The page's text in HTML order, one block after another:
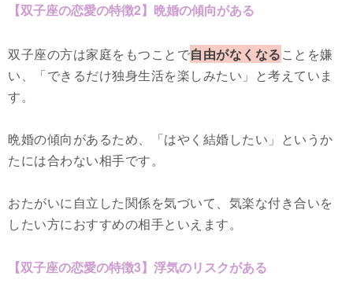
【双子座の恋愛の特徴2】晩婚の傾向がある
双子座の方は家庭をもつことで自由がなくなることを嫌
い、「できるだけ独身生活を楽しみたい」と考えていま
す。
晩婚の傾向があるため、「はやく結婚したい」というか
たには合わない相手です。
おたがいに自立した関係を気づいて、気楽な付き合いを
したい方におすすめの相手といえます。
【双子座の恋愛の特徴3】浮気のリスクがある